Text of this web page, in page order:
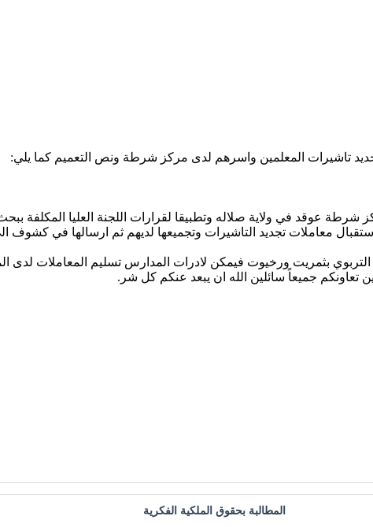
تاشيرات المعلمين واسرهم لدى مركز شرطة ونص التعميم كما يلي:
شرطة عوقد في ولاية صلاله وتطبيقا لقرارات اللجنة العليا المكلفة
معاملات تجديد التاشيرات وتجميعها لديهم ثم ارسالها في كشوف
التربوي بثمريت ورخيوت فيمكن لادرات المدارس تسليم المعاملات
تعاونكم جميعاً سائلين الله ان يبعد عنكم كل شر.
المطالبة بحقوق الملكية الفكرية